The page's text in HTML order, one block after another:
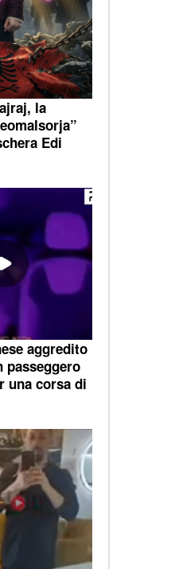
la
Edi
aggredito
passeggero
una corsa di